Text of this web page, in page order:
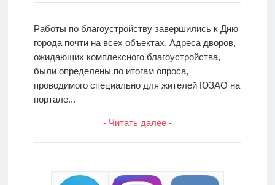
Работы по благоустройству завершились к Дню
города почти на всех объектах. Адреса дворов,
ожидающих комплексного благоустройства,
были определены по итогам опроса,
проводимого специально для жителей ЮЗАО на
портале...
- Читать далее -